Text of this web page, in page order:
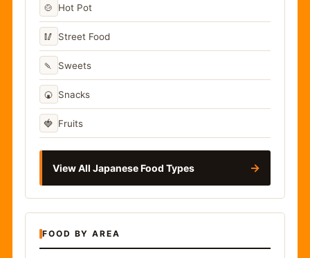
🍲 Hot Pot
🥢 Street Food
🍡 Sweets
🍘 Snacks
🍓 Fruits
View All Japanese Food Types →
FOOD BY AREA